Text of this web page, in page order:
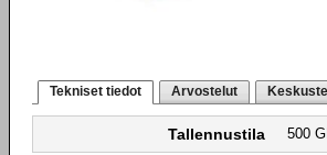
Tekniset tiedot Arvostelut
Tallennustila 500